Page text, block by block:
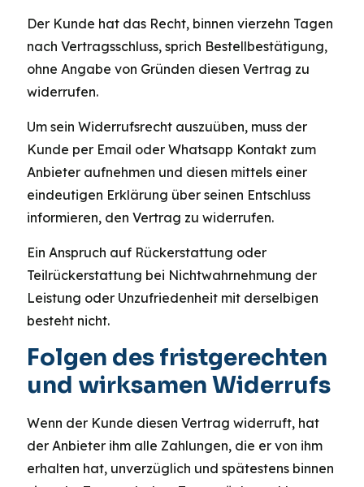
Der Kunde hat das Recht, binnen vierzehn Tagen
nach Vertragsschluss, sprich Bestellbestätigung,
ohne Angabe von Gründen diesen Vertrag zu
widerrufen.
Um sein Widerrufsrecht auszuüben, muss der
Kunde per Email oder Whatsapp Kontakt zum
Anbieter aufnehmen und diesen mittels einer
eindeutigen Erklärung über seinen Entschluss
informieren, den Vertrag zu widerrufen.
Ein Anspruch auf Rückerstattung oder
Teilrückerstattung bei Nichtwahrnehmung der
Leistung oder Unzufriedenheit mit derselbigen
besteht nicht.
Folgen des fristgerechten
und wirksamen Widerrufs
Wenn der Kunde diesen Vertrag widerruft, hat
der Anbieter ihm alle Zahlungen, die er von ihm
erhalten hat, unverzüglich und spätestens binnen